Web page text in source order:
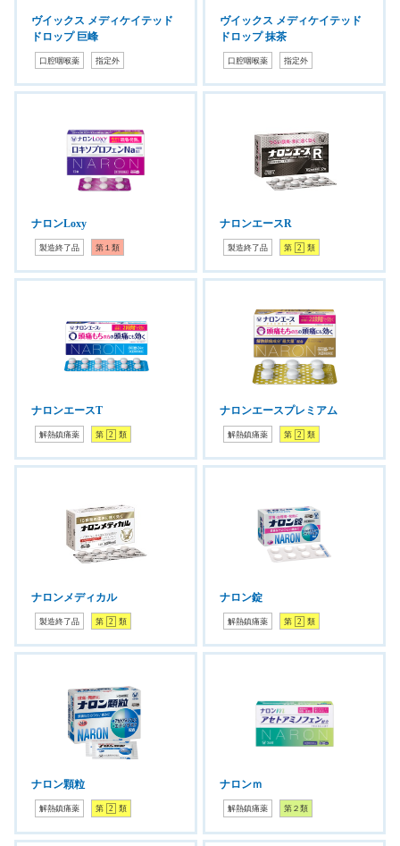
ヴイックス メディケイテッド
ドロップ 巨峰
口腔咽喉薬 指定外
ヴイックス メディケイテッド
ドロップ 抹茶
口腔咽喉薬 指定外
ナロンLoxy
製造終了品 第１類
ナロンエースR
製造終了品 第 2 類
ナロンエースT
解熱鎮痛薬 第 2 類
ナロンエースプレミアム
解熱鎮痛薬 第 2 類
ナロンメディカル
製造終了品 第 2 類
ナロン錠
解熱鎮痛薬 第 2 類
ナロン顆粒
解熱鎮痛薬 第 2 類
ナロンｍ
解熱鎮痛薬 第２類